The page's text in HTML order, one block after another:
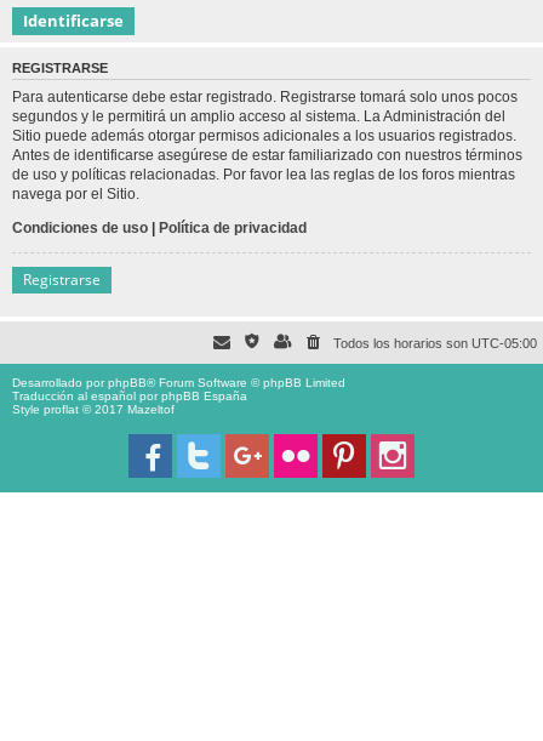
REGISTRARSE
Para autenticarse debe estar registrado. Registrarse tomará solo unos pocos
segundos y le permitirá un amplio acceso al sistema. La Administración del
Sitio puede además otorgar permisos adicionales a los usuarios registrados.
Antes de identificarse asegúrese de estar familiarizado con nuestros términos
de uso y políticas relacionadas. Por favor lea las reglas de los foros mientras
navega por el Sitio.
Condiciones de uso | Política de privacidad
Registrarse
Todos los horarios son UTC-05:00
Desarrollado porphpBB® Forum Software © phpBB Limited
Traducción al español porphpBB España
Style proflat © 2017 Mazeltof